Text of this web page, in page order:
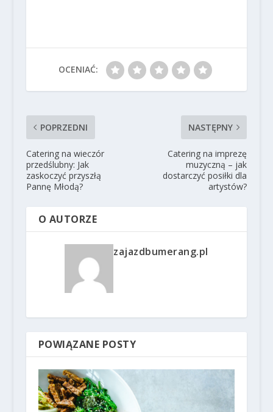
OCENIAĆ:
POPRZEDNI
Catering na wieczór
przedślubny: Jak
zaskoczyć przyszłą
Pannę Młodą?
NASTĘPNY
Catering na imprezę
muzyczną – jak
dostarczyć posiłki dla
artystów?
O AUTORZE
zajazdbumerang.pl
POWIĄZANE POSTY